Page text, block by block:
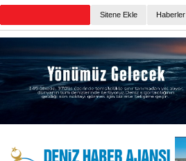
Sitene Ekle Haberler